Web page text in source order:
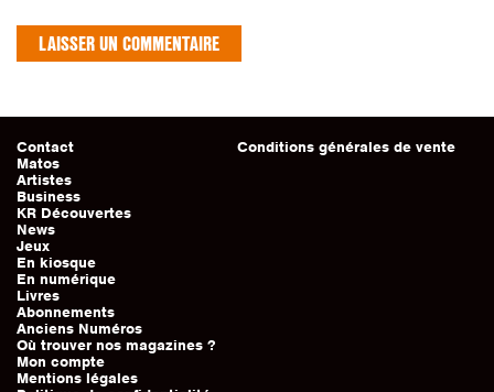
Contact
Matos
Artistes
Business
KR Découvertes
News
Jeux
En kiosque
En numérique
Livres
Abonnements
Anciens Numéros
Où trouver nos magazines ?
Mon compte
Mentions légales
Conditions générales de vente